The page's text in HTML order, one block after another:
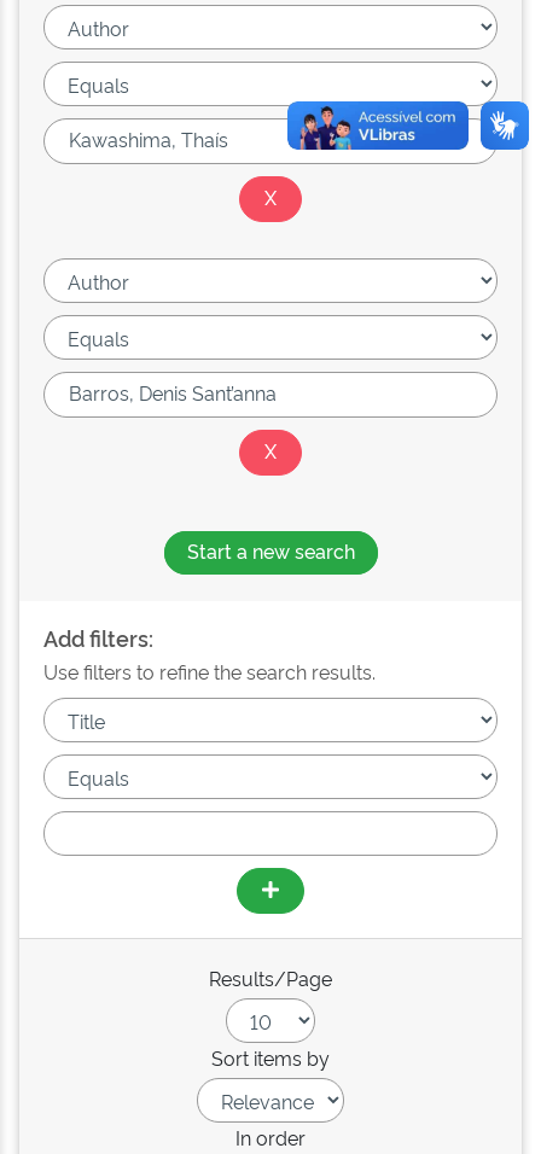
Start a new search
Add filters:
Use filters to refine the search results.
Results/Page
Sort items by
In order